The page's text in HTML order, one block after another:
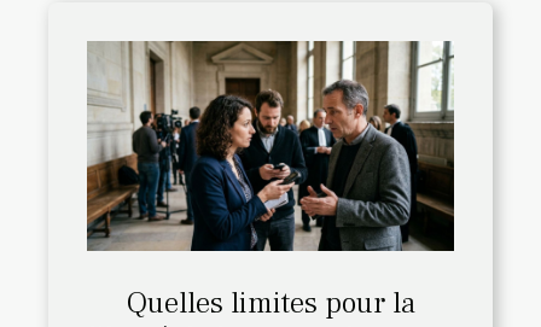
Quelles limites pour la